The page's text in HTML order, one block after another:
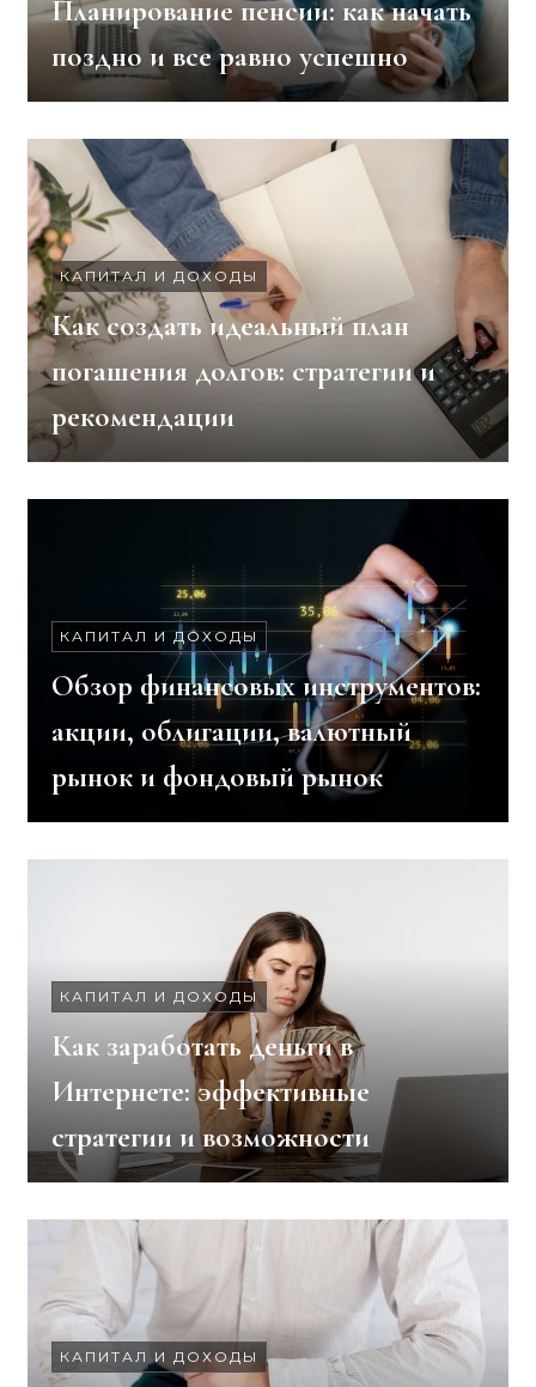
Планирование пенсии: как начать
поздно и все равно успешно
КАПИТАЛ И ДОХОДЫ
Как создать идеальный план
погашения долгов: стратегии и
рекомендации
КАПИТАЛ И ДОХОДЫ
Обзор финансовых инструментов:
акции, облигации, валютный
рынок и фондовый рынок
КАПИТАЛ И ДОХОДЫ
Как заработать деньги в
Интернете: эффективные
стратегии и возможности
КАПИТАЛ И ДОХОДЫ